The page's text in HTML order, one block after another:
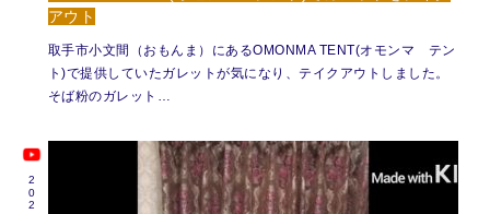
アウト
取手市小文間（おもんま）にあるOMONMA TENT(オモンマ テン
ト)で提供していたガレットが気になり、テイクアウトしました。
そば粉のガレット…